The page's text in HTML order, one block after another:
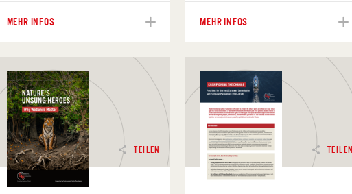
MEHR INFOS MEHR INFOS
TEILEN TEILEN